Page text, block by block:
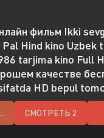
фильм Ikki
Pal Hind kino Uzbek
tarjima kino Full
качестве
HD bepul
HD СМОТРЕТЬ 2